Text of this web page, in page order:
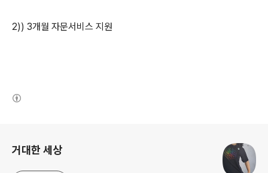
2)) 3개월 자문서비스 지원
거대한 세상